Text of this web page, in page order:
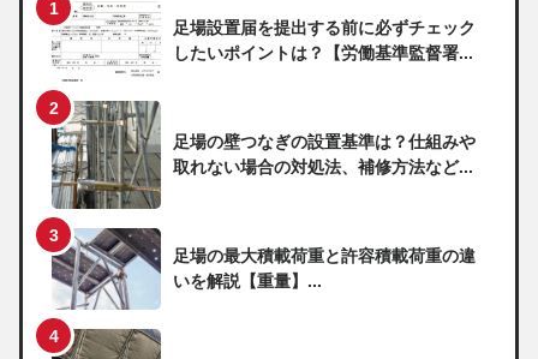
足場設置届を提出する前に必ずチェック
したいポイントは？【労働基準監督署...
足場の壁つなぎの設置基準は？仕組みや
取れない場合の対処法、補修方法など...
足場の最大積載荷重と許容積載荷重の違
いを解説【重量】...